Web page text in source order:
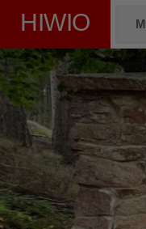
HIWIO